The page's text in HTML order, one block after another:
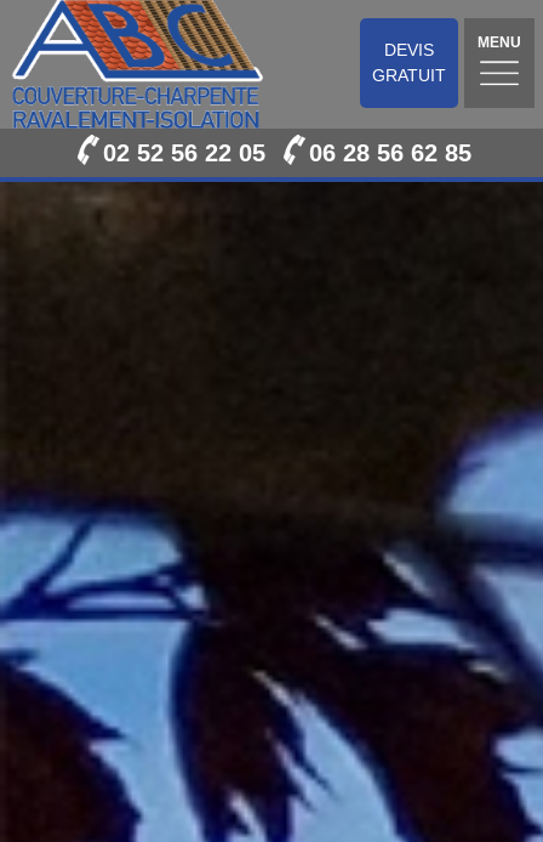
DEVIS
GRATUIT
MENU
02 52 56 22 05 06 28 56 62 85